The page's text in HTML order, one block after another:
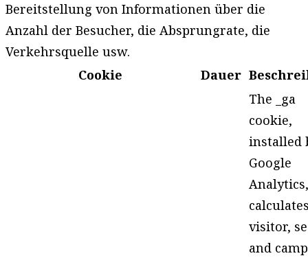
Bereitstellung von Informationen über die
Anzahl der Besucher, die Absprungrate, die
Verkehrsquelle usw.
Cookie
Dauer
The _ga
cookie,
installed
Google
Analytics,
visitor,
and